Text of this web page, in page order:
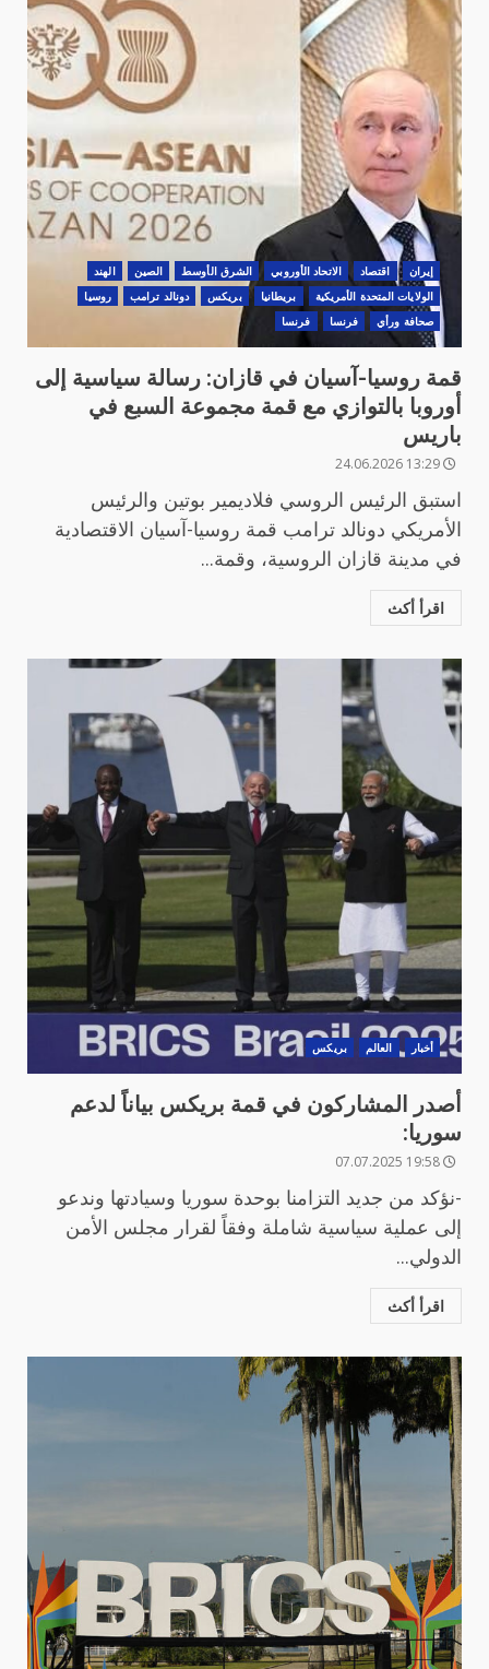
‏إيران اقتصاد الاتحاد الأوروبي الشرق الأوسط الصين
الهند
الولايات المتحدة الأمريكية
بريطانيا بريكس دونالد ترامب
روسيا
صحافة ورأي
فرنسا فرنسا
قمة روسيا-آسيان في قازان: رسالة سياسية إلى
أوروبا بالتوازي مع قمة مجموعة السبع في
باريس
استبق الرئيس الروسي فلاديمير بوتين والرئيس
الأمريكي دونالد ترامب قمة روسيا-آسيان الاقتصادية
في مدينة قازان الروسية، وقمة...
اقرأ أكث
أخبار العالم بريكس
أصدر المشاركون في قمة بريكس بياناً لدعم
سوريا:
-نؤكد من جديد التزامنا بوحدة سوريا وسيادتها وندعو
إلى عملية سياسية شاملة وفقاً لقرار مجلس الأمن
الدولي...
اقرأ أكث